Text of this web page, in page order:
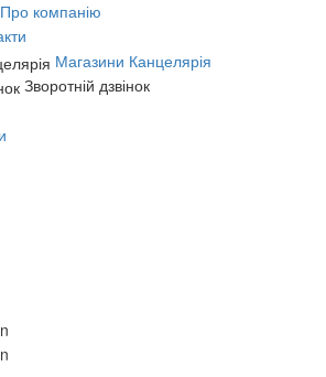
Про компанію
Магазини Канцелярія
Зворотній дзвінок